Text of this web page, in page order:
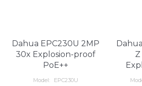
Dahua EPC230U 2MP
30x Explosion-proof
PoE++
Model: EPC230U